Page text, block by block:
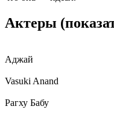
Актеры
Аджай
Vasuki Anand
Рагху Бабу